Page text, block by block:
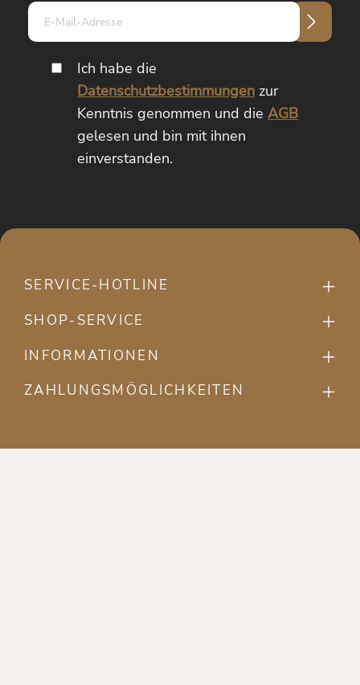
Adresse*
Ich habe die
Datenschutzbestimmungenzur
Kenntnis genommen und die AGB
gelesen und bin mit ihnen
einverstanden.
SERVICE-HOTLINE
SHOP-SERVICE
INFORMATIONEN
ZAHLUNGSMÖGLICHKEITEN